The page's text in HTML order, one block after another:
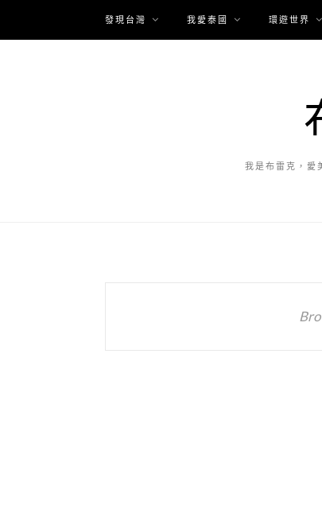
發現台灣 我愛泰國 環遊世界
我是布雷克，愛